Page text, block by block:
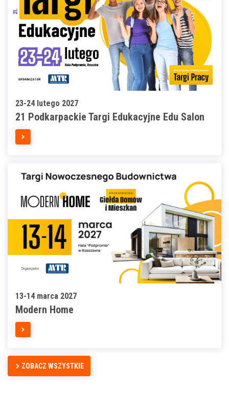
23-24 lutego 2027
21 Podkarpackie Targi Edukacyjne Edu Salon
13-14 marca 2027
Modern Home
ZOBACZ WSZYSTKIE